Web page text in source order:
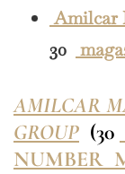
Amilcar
30
AMILCAR
GROUP (30
NUMBER